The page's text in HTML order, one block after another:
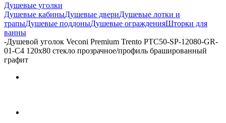
Душевые уголки
Душевые кабиныДушевые двериДушевые лотки и
трапыДушевые поддоныДушевые огражденияШторки для
ванны
-Душевой уголок Veconi Premium Trento PTC50-SP-12080-GR-
01-C4 120х80 стекло прозрачное/профиль брашированный
графит